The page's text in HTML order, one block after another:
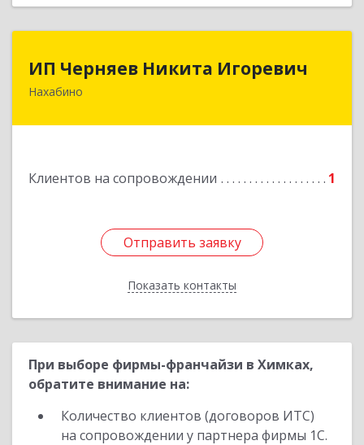
ИП Черняев Никита Игоревич
Нахабино
Клиентов на сопровождении 1
Отправить заявку
Показать контакты
143430, Московская обл, Красногорский р-н,
Подробнее
Отправить заявку
Назад
При выборе фирмы-франчайзи в Химках,
обратите внимание на:
Количество клиентов (договоров ИТС)
на сопровождении у партнера фирмы 1С.